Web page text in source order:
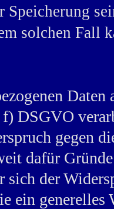
Speicherung
solchen Fall
DSGVO
gegen
dafür
sich der
ein generelles